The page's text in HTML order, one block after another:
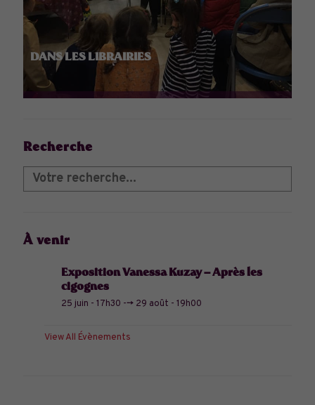
DANS LES LIBRAIRIES
Recherche
À venir
Exposition Vanessa Kuzay – Après les
cigognes
25 juin - 17h30 --> 29 août - 19h00
View All Évènements